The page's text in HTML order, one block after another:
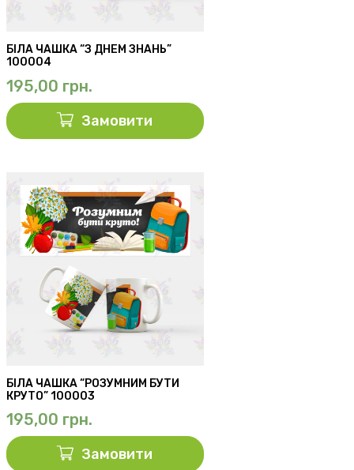
БІЛА ЧАШКА “З ДНЕМ ЗНАНЬ”
100004
195,00 грн.
Замовити
БІЛА ЧАШКА “РОЗУМНИМ БУТИ
КРУТО” 100003
195,00 грн.
Замовити